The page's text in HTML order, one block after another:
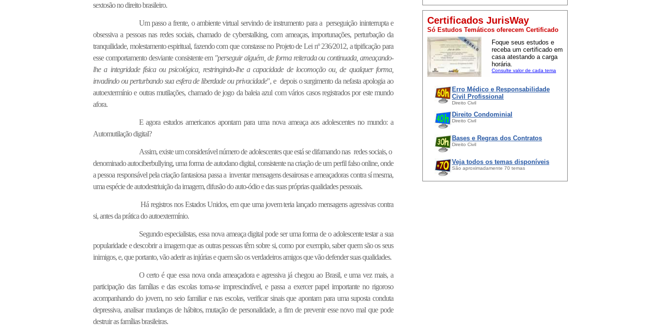
Certificados JurisWay
Só Estudos Temáticos oferecem Certificado
Foque seus estudos e
receba um certificado em
casa atestando a carga
horária.
Consulte valor de cada tema
Erro Médico e Responsabilidade
Civil Profissional
Direito Civil
Direito Condominial
Direito Civil
Bases e Regras dos Contratos
Direito Civil
Veja todos os temas disponíveis
São aproximadamente 70 temas
sextosão no direito brasileiro.
Um passo a frente, o ambiente virtual servindo de instrumento para a perseguição ininterrupta e
obsessiva a pessoas nas redes sociais, chamado de cyberstalking, com ameaças, importunações, perturbação da
tranquilidade, molestamento espiritual, fazendo com que constasse no Projeto de Lei nº 236/2012, a tipificação para
esse comportamento desviante consistente em "perseguir alguém, de forma reiterada ou continuada, ameaçando-
lhe a integridade física ou psicológica, restringindo-lhe a capacidade de locomoção ou, de qualquer forma,
invadindo ou perturbando sua esfera de liberdade ou privacidade", e depois o surgimento da nefasta apologia ao
autoextermínio e outras mutilações, chamado de jogo da baleia azul com vários casos registrados por este mundo
afora.
E agora estudos americanos apontam para uma nova ameaça aos adolescentes no mundo: a
Automutilação digital?
Assim, existe um considerável número de adolescentes que está se difamando nas redes sociais, o
denominado autociberbullying, uma forma de autodano digital, consistente na criação de um perfil falso online, onde
a pessoa responsável pela criação fantasiosa passa a inventar mensagens desairosas e ameaçadoras contra sí mesma,
uma espécie de autodestriuição da imagem, difusão do auto-ódio e das suas próprias qualidades pessoais.
Há registros nos Estados Unidos, em que uma jovem teria lançado mensagens agressivas contra
si, antes da prática do autoextermínio.
Segundo especialistas, essa nova ameaça digital pode ser uma forma de o adolescente testar a sua
popularidade e descobrir a imagem que as outras pessoas têm sobre si, como por exemplo, saber quem são os seus
inimigos, e, que portanto, vão aderir as injúrias e quem são os verdadeiros amigos que vão defender suas qualidades.
O certo é que essa nova onda ameaçadora e agressiva já chegou ao Brasil, e uma vez mais, a
participação das famílias e das escolas torna-se imprescindível, e passa a exercer papel importante no rigoroso
acompanhando do jovem, no seio familiar e nas escolas, verificar sinais que apontam para uma suposta conduta
depressiva, analisar mudanças de hábitos, mutação de personalidade, a fim de prevenir esse novo mal que pode
destruir as famílias brasileiras.